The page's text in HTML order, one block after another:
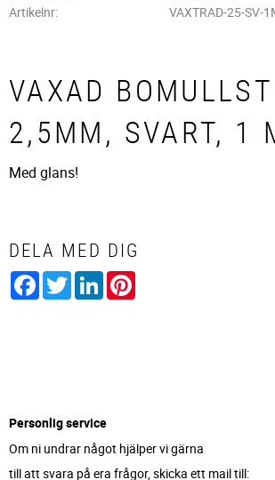
Artikelnr
VAXTRAD-25-SV-
VAXAD
2,5MM, SVART, 1
Med glans!
DELA MED DIG
Facebook
TwitterLinkedIn
Personlig service
Om ni undrar något hjälper vi gärna
till att svara på era frågor, skicka ett mail till: